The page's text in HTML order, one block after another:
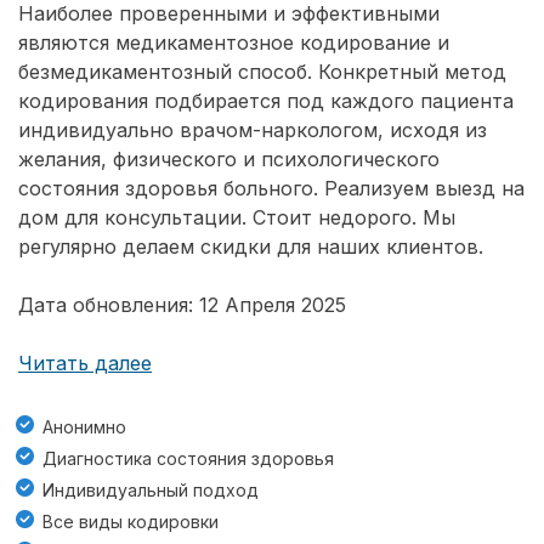
Наиболее проверенными и эффективными
являются медикаментозное кодирование и
безмедикаментозный способ. Конкретный метод
кодирования подбирается под каждого пациента
индивидуально врачом-наркологом, исходя из
желания, физического и психологического
состояния здоровья больного. Реализуем выезд на
дом для консультации. Стоит недорого. Мы
регулярно делаем скидки для наших клиентов.
Дата обновления: 12 Апреля 2025
Читать далее
Анонимно
Диагностика состояния здоровья
Индивидуальный подход
Все виды кодировки